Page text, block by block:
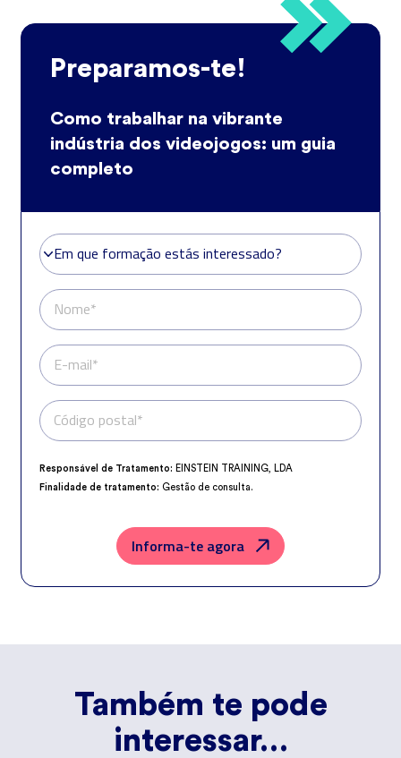
Preparamos-te!
Como trabalhar na vibrante
indústria dos videojogos: um guia
completo
Em que formação estás interessado?
Em que formação estás interessado?
Nome*
E-mail*
Telefone*
Código postal*
Responsável de Tratamento: EINSTEIN TRAINING, LDA
Finalidade de tratamento: Gestão de consulta.
aceder, retificar e excluir os dados, bem como outros direitos,
conforme o explicito naPolítica de Privacidade.
Informa-te agora
Também te pode
interessar…